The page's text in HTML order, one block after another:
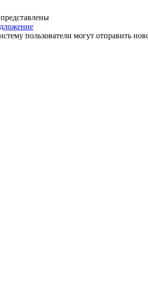
пользователи могут отправить